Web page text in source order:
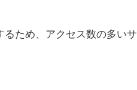
ため、アクセス数の多いサ